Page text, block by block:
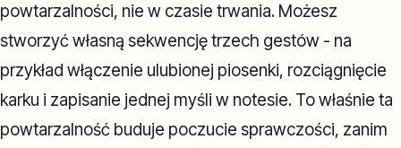
powtarzalności, nie w czasie trwania. Możesz
stworzyć własną sekwencję trzech gestów - na
przykład włączenie ulubionej piosenki, rozciągnięcie
karku i zapisanie jednej myśli w notesie. To właśnie ta
powtarzalność buduje poczucie sprawczości, zanim